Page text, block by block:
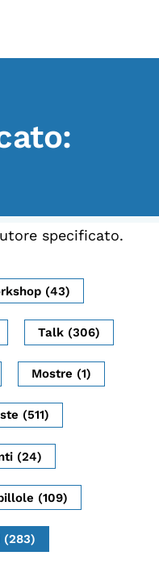
specificato.
(43)
Talk (306)
Mostre (1)
(511)
(24)
(109)
(283)